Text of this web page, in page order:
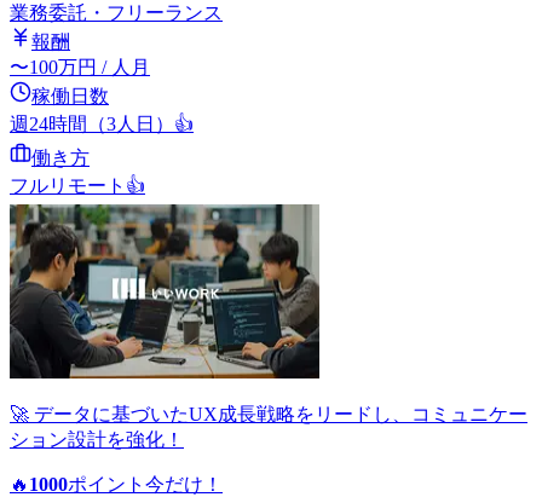
業務委託・フリーランス
報酬
〜100万円 / 人月
稼働日数
週24時間（3人日） 👍
働き方
フルリモート 👍
🚀 データに基づいたUX成長戦略をリードし、コミュニケー
ション設計を強化！
🔥 1000ポイント 今だけ！